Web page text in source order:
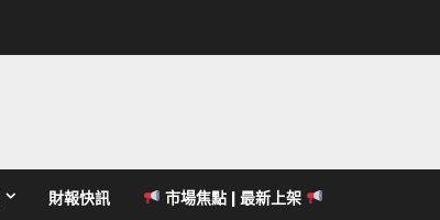
財報快訊 市場焦點 | 最新上架